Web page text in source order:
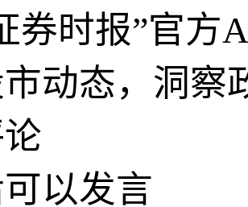
券时报”官方
动态，洞察
以发言